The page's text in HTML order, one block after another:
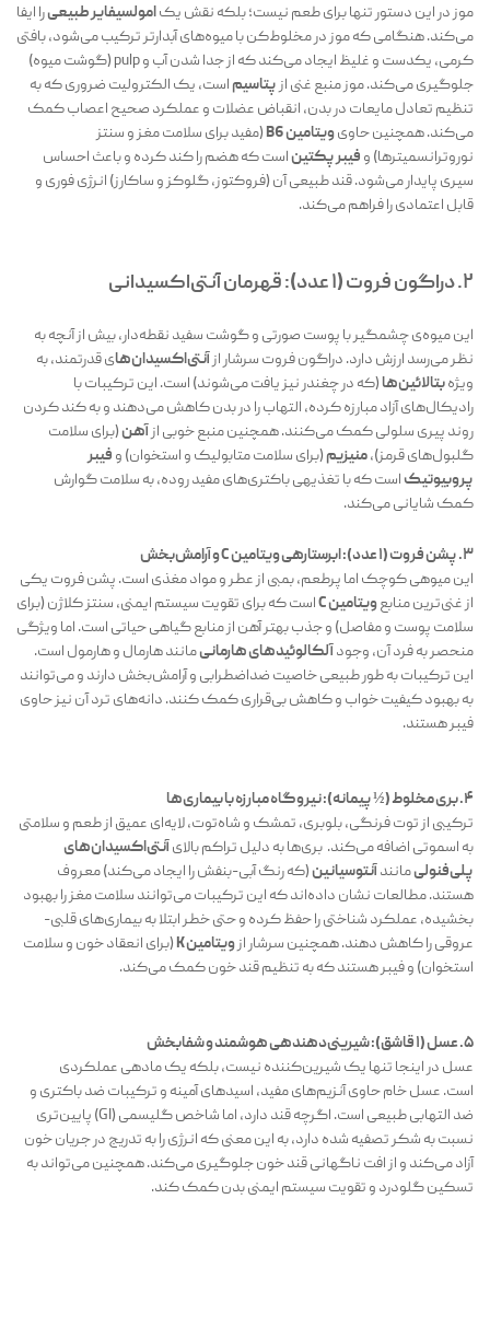
موز در این دستور تنها برای طعم نیست؛ بلکه نقش یکامولسیفایر طبیعیرا ایفا
می‌کند. هنگامی که موز در مخلوط‌کن با میوه‌های آبدارتر ترکیب می‌شود، بافتی
کرمی، یکدست و غلیظ ایجاد می‌کند که از جدا شدن آب و pulp (گوشت میوه)
جلوگیری می‌کند. موز منبع غنی از پتاسیماست، یک الکترولیت ضروری که به
تنظیم تعادل مایعات در بدن، انقباض عضلات و عملکرد صحیح اعصاب کمک
می‌کند. همچنین حاویویتامین B6
(مفید برای سلامت مغز و سنتز
نوروترانسمیترها) و فیبر پکتیناست که هضم را کند کرده و باعث احساس
سیری پایدار می‌شود. قند طبیعی آن (فروکتوز، گلوکز و ساکارز) انرژی فوری و
قابل اعتمادی را فراهم می‌کند.
۲. دراگون فروت (۱ عدد): قهرمان آنتی‌اکسیدانی
این میوه‌ی چشمگیر با پوست صورتی و گوشت سفید نقطه‌دار، بیش از آنچه به
نظر می‌رسد ارزش دارد. دراگون فروت سرشار ازآنتی‌اکسیدان‌های قدرتمند، به
ویژهبتالائین‌ها(که در چغندر نیز یافت می‌شوند) است. این ترکیبات با
رادیکال‌های آزاد مبارزه کرده، التهاب را در بدن کاهش می‌دهند و به کند کردن
روند پیری سلولی کمک می‌کنند. همچنین منبع خوبی ازآهن(برای سلامت
گلبول‌های قرمز)،منیزیم(برای سلامت متابولیک و استخوان) و فیبر
پروبیوتیکاست که با تغذیهی باکتری‌های مفید روده، به سلامت گوارش
کمک شایانی می‌کند.
۳. پشن فروت (۱ عدد): ابرستارهی ویتامین C و آرامش‌بخش
این میوهی کوچک اما پرطعم، بمبی از عطر و مواد مغذی است. پشن فروت یکی
از غنی‌ترین منابعویتامین C است که برای تقویت سیستم ایمنی، سنتز کلاژن (برای
سلامت پوست و مفاصل) و جذب بهتر آهن از منابع گیاهی حیاتی است. اما ویژگی
منحصر به فرد آن، وجودآلکالوئیدهای هارمانیمانند هارمال و هارمول است.
این ترکیبات به طور طبیعی خاصیت ضداضطرابی و آرامش‌بخش دارند و می‌توانند
به بهبود کیفیت خواب و کاهش بی‌قراری کمک کنند. دانه‌های ترد آن نیز حاوی
فیبر هستند.
۴. بری مخلوط (½ پیمانه): نیروگاه مبارزه با بیماری‌ها
ترکیبی از توت فرنگی، بلوبری، تمشک و شاه‌توت، لایه‌ای عمیق از طعم و سلامتی
به اسموتی اضافه می‌کند. بری‌ها به دلیل تراکم بالایآنتی‌اکسیدان‌های
پلی‌فنولیمانندآنتوسیانین(که رنگ آبی-بنفش را ایجاد می‌کند) معروف
هستند. مطالعات نشان داده‌اند که این ترکیبات می‌توانند سلامت مغز را بهبود
بخشیده، عملکرد شناختی را حفظ کرده و حتی خطر ابتلا به بیماری‌های قلبی-
عروقی را کاهش دهند. همچنین سرشار ازویتامین K (برای انعقاد خون و سلامت
استخوان) و فیبر هستند که به تنظیم قند خون کمک می‌کند.
۵. عسل (۱ قاشق): شیرینی‌دهندهی هوشمند و شفابخش
عسل در اینجا تنها یک شیرین‌کننده نیست، بلکه یک مادهی عملکردی
است. عسل خام حاوی آنزیم‌های مفید، اسیدهای آمینه و ترکیبات ضد باکتری و
ضد التهابی طبیعی است. اگرچه قند دارد، اما شاخص گلیسمی (GI) پایین‌تری
نسبت به شکر تصفیه شده دارد، به این معنی که انرژی را به تدریج در جریان خون
آزاد می‌کند و از افت ناگهانی قند خون جلوگیری می‌کند. همچنین می‌تواند به
تسکین گلودرد و تقویت سیستم ایمنی بدن کمک کند.